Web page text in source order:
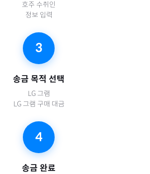
호주 수취인
정보 입력
3
송금 목적 선택
LG 그램
LG 그램 구매 대금
4
송금 완료